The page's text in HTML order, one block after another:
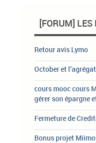
[FORUM] LES
Retour avis Lymo
October et
cours mooc cours
gérer son épargne
Fermeture de
Bonus projet